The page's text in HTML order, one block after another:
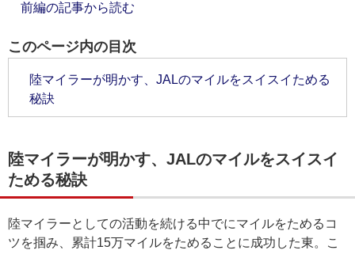
前編の記事から読む
このページ内の目次
陸マイラーが明かす、JALのマイルをスイスイためる
秘訣
陸マイラーが明かす、JALのマイルをスイスイ
ためる秘訣
陸マイラーとしての活動を続ける中でにマイルをためるコ
ツを掴み、累計15万マイルをためることに成功した東。こ